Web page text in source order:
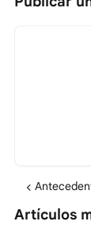
Artículos